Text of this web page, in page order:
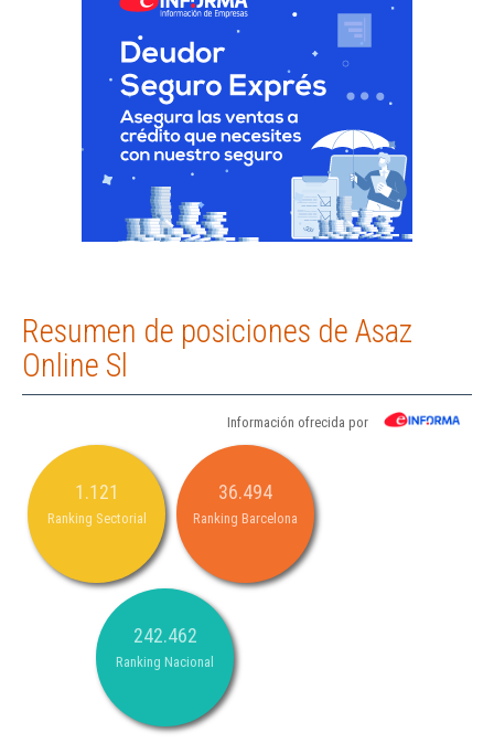
Resumen de posiciones de Asaz
Online Sl
Información ofrecida por
1.121
Ranking Sectorial
36.494
Ranking Barcelona
242.462
Ranking Nacional